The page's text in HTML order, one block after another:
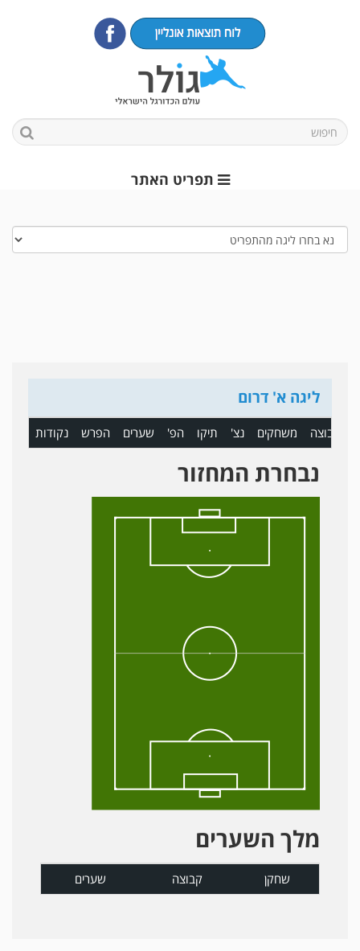
תפריט האתר
ליגה א' דרום
קבוצה משחקים נצ' תיקו הפ' שערים הפרש נקודות
נבחרת המחזור
מלך השערים
שחקן קבוצה שערים